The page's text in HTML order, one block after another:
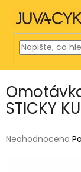
obsah
Omotávka
STICKY
Průměrné
Neohodnoceno